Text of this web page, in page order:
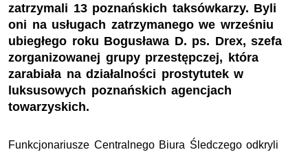
zatrzymali 13 poznańskich taksówkarzy. Byli
oni na usługach zatrzymanego we wrześniu
ubiegłego roku Bogusława D. ps. Drex, szefa
zorganizowanej grupy przestępczej, która
zarabiała na działalności prostytutek w
luksusowych poznańskich agencjach
towarzyskich.
Funkcjonariusze Centralnego Biura Śledczego odkryli